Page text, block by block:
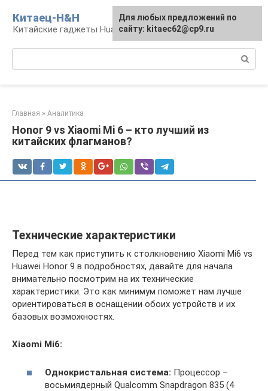
контенту
Китаец-H&H
Китайские гаджеты Huawei и Honor
Главная » Аналитика
Honor 9 vs Xiaomi Mi 6 – кто лучший из
китайских флагманов?
Технические характеристики
Перед тем как приступить к столкновению Xiaomi Mi6 vs
Huawei Honor 9 в подробностях, давайте для начала
внимательно посмотрим на их технические
характеристики. Это как минимум поможет нам лучше
ориентироваться в оснащении обоих устройств и их
базовых возможностях.
Xiaomi Mi6:
Однокристальная система: Процессор –
восьмиядерный Qualcomm Snapdragon 835 (4
Для любых предложений по
сайту: kitaec62@cp9.ru